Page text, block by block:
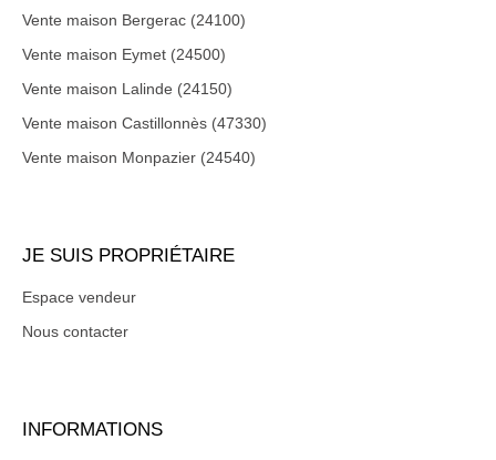
Vente maison Bergerac (24100)
Vente maison Eymet (24500)
Vente maison Lalinde (24150)
Vente maison Castillonnès (47330)
Vente maison Monpazier (24540)
JE SUIS PROPRIÉTAIRE
Espace vendeur
Nous contacter
INFORMATIONS